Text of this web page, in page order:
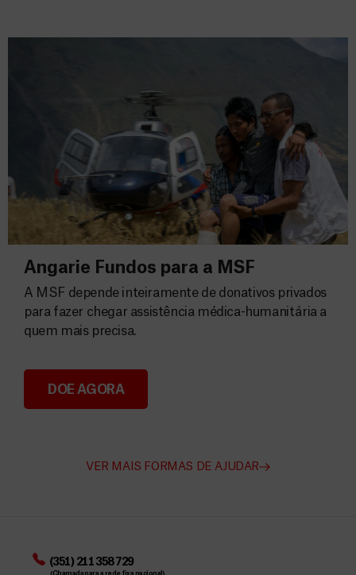
Angarie Fundos para a MSF
Angarie Fundos para a MSF
A MSF depende inteiramente de donativos privados
para fazer chegar assistência médica-humanitária a
quem mais precisa.
DOE AGORA
VER MAIS FORMAS DE AJUDAR
(351) 211 358 729